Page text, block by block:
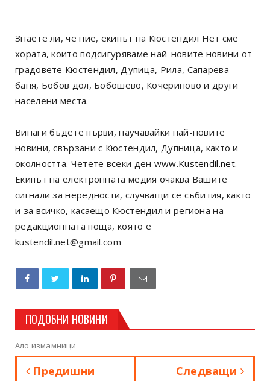
Знаете ли, че ние, екипът на Кюстендил Нет сме
хората, които подсигуряваме най-новите новини от
градовете Кюстендил, Дупица, Рила, Сапарева
баня, Бобов дол, Бобошево, Кочериново и други
населени места.
Винаги бъдете първи, научавайки най-новите
новини, свързани с Кюстендил, Дупница, както и
околността. Четете всеки ден www.Kustendil.net.
Екипът на електронната медия очаква Вашите
сигнали за нередности, случващи се събития, както
и за всичко, касаещо Кюстендил и региона на
редакционната поща, която е
kustendil.net@gmail.com
ПОДОБНИ НОВИНИ
Ало измамници
Предишни Следващи